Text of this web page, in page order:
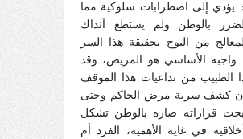
يؤدي إلى اضطرابات سلوكية مما
بالوطن ولم يستطع
نذاك
من البوح بحقيقة هذا السر
الأساسي هو المريض، وقد
الطبيب من تداعيات هذا الموقف
كشف سرية مرض الحاكم وحتى
قراراته ضاره بالوطن تشكل
في غاية الأهمية، الفرد أم